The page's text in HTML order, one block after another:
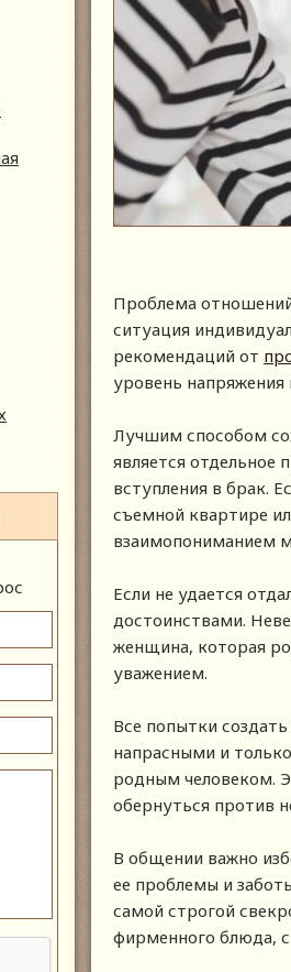
Проблема
ситуация
рекомендаций от
уровень
Лучшим способом
является отдельное
вступления в брак.
съемной квартире
взаимопониманием
Если не удается
достоинствами.
женщина, которая
уважением.
Все попытки
напрасными и
родным человеком.
обернуться против
В общении важно
ее проблемы и
самой строгой
фирменного блюда,